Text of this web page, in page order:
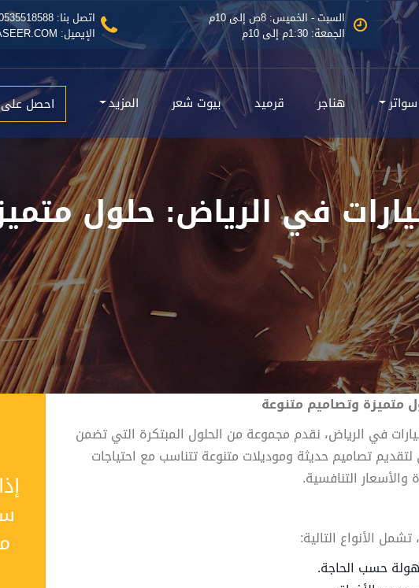
السبت - الخميس: 8ص إلى 10م
الجمعة: 1:30م إلى 10م
اتصل بنا: 0535518588
الإيميل: INFO@MAZLATASEER.COM
سواتر هناجر قرميد بيوت شعر المزيد احصل على
في الرياض: حلول
متميزة وتصاميم متنوعة
في الرياض، نقدم مجموعة من الحلول المبتكرة التي تضمن
تصاميم حديثة وموديلات متنوعة تتناسب مع احتياجات
والأسعار التنافسية.
الأنواع التالية:
حسب الحاجة.